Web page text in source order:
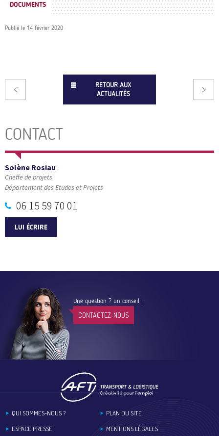
DOCUMENTS
Publié le 14 février 2020
RETOUR AUX
ACTUALITÉS
CONTACT
Solène Rosiau
Cheffe de projets
Département des Etudes et Projets
06 15 59 70 01
LUI ÉCRIRE
Une question ? un conseil :
CONTACTEZ-NOUS
QUI SOMMES-NOUS ?
ESPACE PRESSE
PLAN DU SITE
MENTIONS LÉGALES